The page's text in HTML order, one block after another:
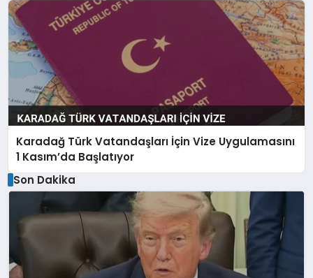
Karadağ Türk Vatandaşları İçin Vize Uygulamasını
1 Kasım’da Başlatıyor
Son Dakika